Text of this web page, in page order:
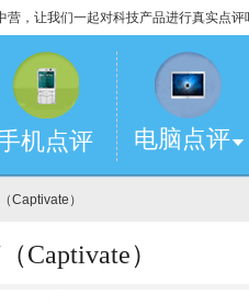
，让我们一起对科技产品进行真实点评
机点评 电脑点评
Captivate）
Captivate）